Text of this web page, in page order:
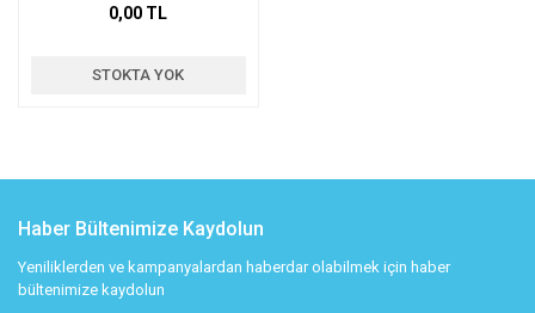
0,00 TL
STOKTA YOK
Haber Bültenimize Kaydolun
Yeniliklerden ve kampanyalardan haberdar olabilmek için haber
bültenimize kaydolun